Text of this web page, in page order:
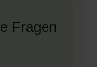
Fragen